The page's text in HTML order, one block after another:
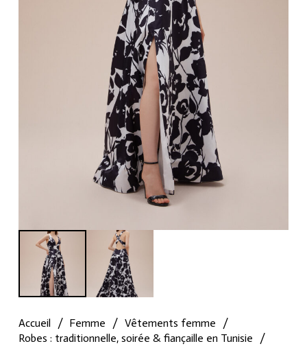
Accueil / Femme / Vêtements femme
/
Robes : traditionnelle, soirée & fiançaille en Tunisie
/